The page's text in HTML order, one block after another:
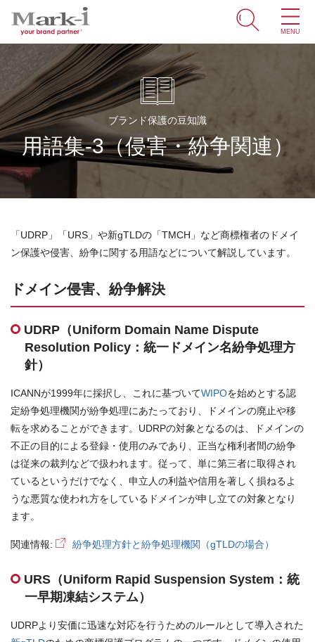
MENU
ホーム
サービス
取引事例
商標・ブランドの豆知識
知財情報
ブランド保護の豆知識
用語集-3（侵害・紛争関連）
「UDRP」「URS」や新gTLDの「TMCH」など商標権者のドメイ
ン保護や侵害、紛争に関する用語などについて解説しています。
ドメイン侵害、紛争解決
UDRP（Uniform Domain Name Dispute
Resolution Policy：統一ドメイン名紛争処理方
針）
ICANNが1999年に採択し、これに基づいてWIPOを始めとする認
定紛争処理機関が紛争処理にあたっており、ドメインの廃止や移
転を求めることができます。UDRPの対象となるのは、ドメインの
不正の目的による登録・使用のみであり、正当な権利者間の紛争
は従来の裁判などで扱われます。従って、単に第三者に取得され
ているというだけでなく、申立人の利益や信用を著しく損ねるよ
うな悪質な使われ方をしているドメインが申し立ての対象となり
ます。
関連情報: 紛争処理方針と紛争処理機関（gTLDの場合）
URS（Uniform Rapid Suspension System：統
一早期凍結システム）
UDRPより安価に迅速な対応を行うためのルールとして導入された